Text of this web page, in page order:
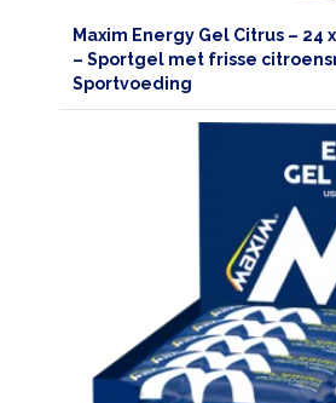
Maxim Energy Gel Citrus – 24
– Sportgel met frisse
Sportvoeding